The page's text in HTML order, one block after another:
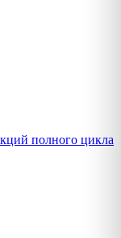
полного цикла